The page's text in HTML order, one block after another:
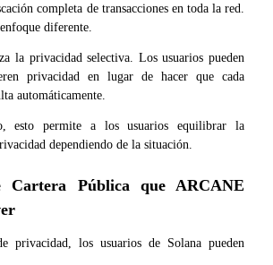
respaldado por criptomonedas
completa de transacciones en toda la red.
diferente.
la privacidad selectiva. Los usuarios pueden
privacidad en lugar de hacer que cada
automáticamente.
esto permite a los usuarios equilibrar la
dependiendo de la situación.
Cartera Pública que ARCANE
privacidad, los usuarios de Solana pueden